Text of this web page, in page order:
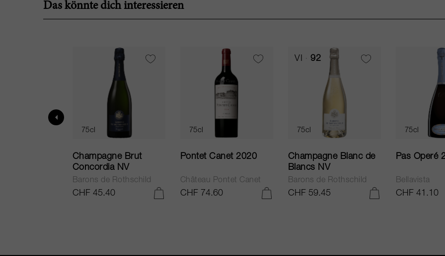
Das könnte dich interessieren
75cl
Champagne Brut
Concordia NV
Barons de Rothschild
CHF 45.40
75cl
Pontet Canet 2020
Château Pontet Canet
CHF 74.60
VI 92
75cl
Champagne Blanc de
Blancs NV
Barons de Rothschild
CHF 59.45
75cl
Pas Operé
Bellavista
CHF 41.10